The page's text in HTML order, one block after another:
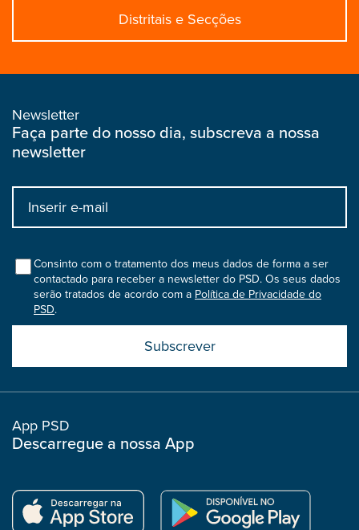
Distritais e Secções
Newsletter
Faça parte do nosso dia, subscreva a nossa
newsletter
Input
bootstrap
colConsinto com o tratamento dos meus dados de forma a ser
contactado para receber a newsletter do PSD. Os seus dados
serão tratados de acordo com a Política de Privacidade do
PSD.
boostrap
col
App PSD
Descarregue a nossa App